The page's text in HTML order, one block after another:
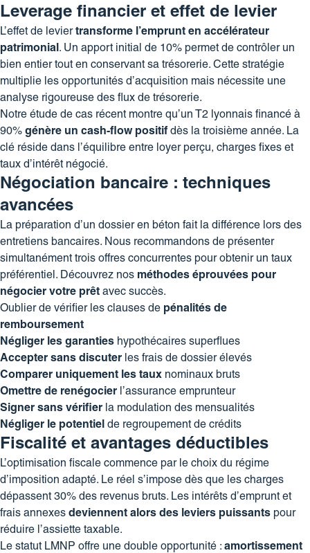
Leverage financier et effet de levier
L’effet de leviertransforme l’emprunt en accélérateur
patrimonial . Un apport initial de 10% permet de contrôler un
bien entier tout en conservant sa trésorerie. Cette stratégie
multiplie les opportunités d’acquisition mais nécessite une
analyse rigoureuse des flux de trésorerie.
Notre étude de cas récent montre qu’un T2 lyonnais financé à
90% génère un cash-flow positif dès la troisième année. La
clé réside dans l’équilibre entre loyer perçu, charges fixes et
taux d’intérêt négocié.
Négociation bancaire : techniques
avancées
La préparation d’un dossier en béton fait la différence lors des
entretiens bancaires. Nous recommandons de présenter
simultanément trois offres concurrentes pour obtenir un taux
préférentiel. Découvrez nos méthodes éprouvées pour
négocier votre prêt avec succès.
Oublier de vérifier les clauses de pénalités de
remboursement
Négliger les garanties hypothécaires superflues
Accepter sans discuter les frais de dossier élevés
Comparer uniquement les taux nominaux bruts
Omettre de renégocier l’assurance emprunteur
Signer sans vérifier la modulation des mensualités
Négliger le potentiel de regroupement de crédits
Fiscalité et avantages déductibles
L’optimisation fiscale commence par le choix du régime
d’imposition adapté. Le réel s’impose dès que les charges
dépassent 30% des revenus bruts. Les intérêts d’emprunt et
frais annexes deviennent alors des leviers puissants pour
réduire l’assiette taxable.
Le statut LMNP offre une double opportunité : amortissement